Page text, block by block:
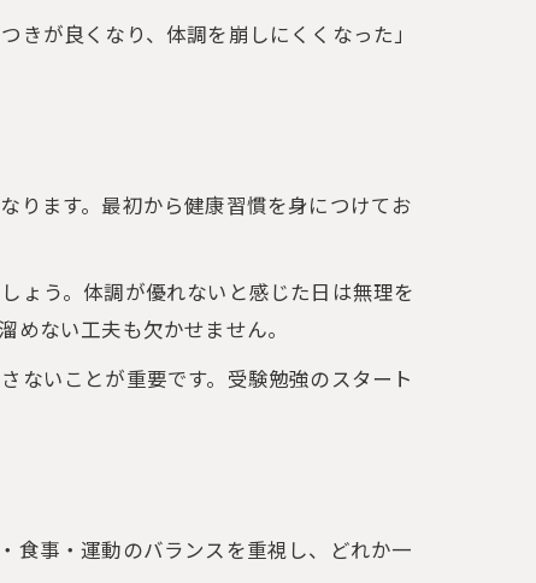
が良くなり、体調を崩しにくくなった」
ります。最初から健康習慣を身につけてお
ょう。体調が優れないと感じた日は無理を
ない工夫も欠かせません。
ないことが重要です。受験勉強のスタート
食事・運動のバランスを重視し、どれか一